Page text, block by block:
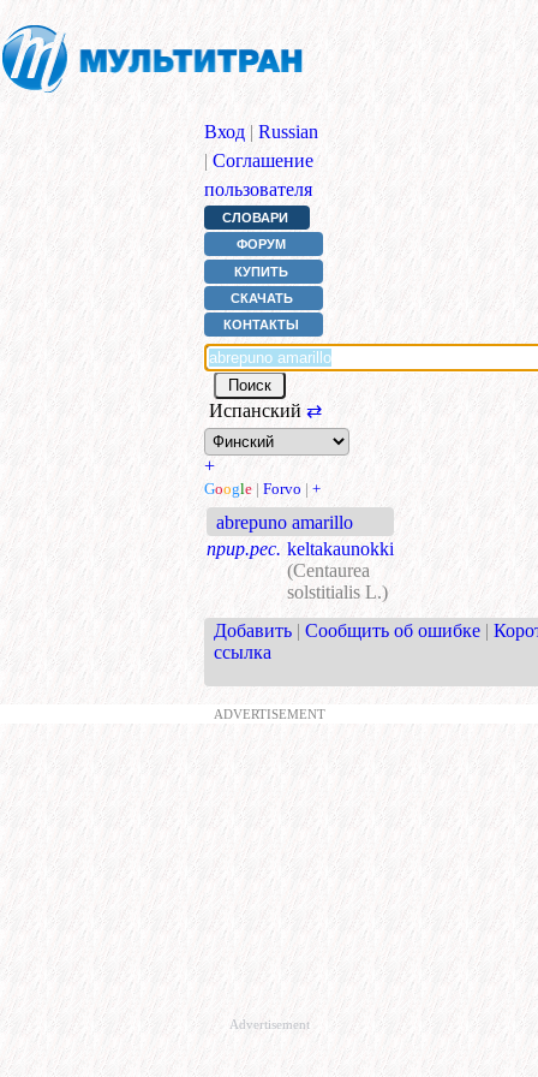
Вход | Russian
| Соглашение
пользователя
СЛОВАРИ
ФОРУМ
КУПИТЬ
СКАЧАТЬ
КОНТАКТЫ
Испанский ⇄
+
Google | Forvo | +
abrepuno amarillo
прир.рес. keltakaunokki
(Centaurea
solstitialis L.)
Добавить | Сообщить об ошибке |
ссылка
ADVERTISEMENT
Advertisement